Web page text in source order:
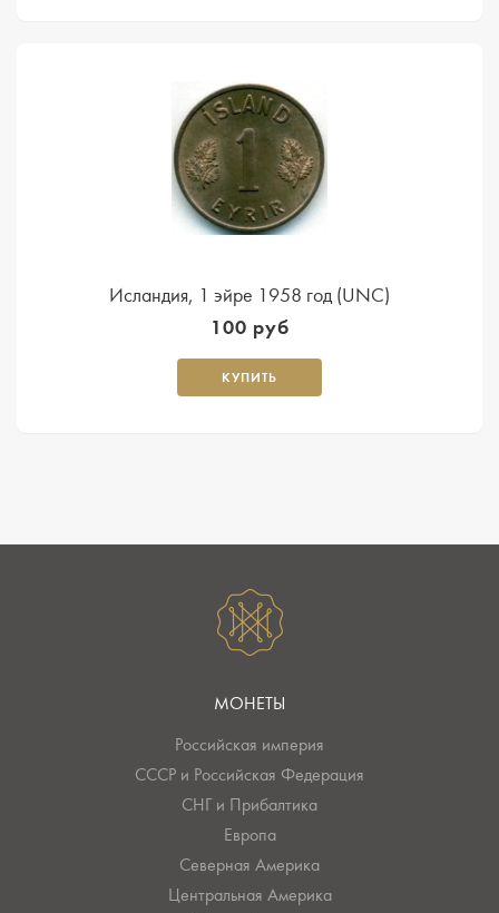
Исландия, 1 эйре 1958 год (UNC)
100 руб
КУПИТЬ
МОНЕТЫ
Российская империя
СССР и Российская Федерация
СНГ и Прибалтика
Европа
Северная Америка
Центральная Америка